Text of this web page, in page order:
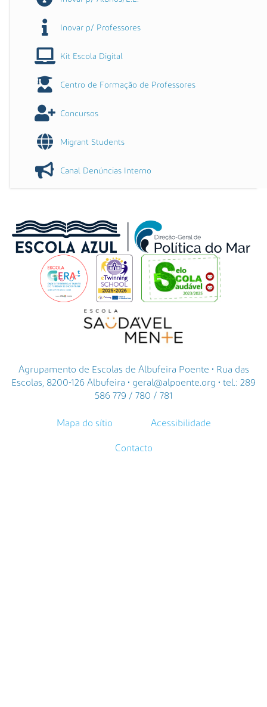
Inovar p/ Professores
Kit Escola Digital
Centro de Formação de Professores
Concursos
Migrant Students
Canal Denúncias Interno
Agrupamento de Escolas de Albufeira Poente • Rua das
Escolas, 8200-126 Albufeira • geral@alpoente.org • tel.: 289
586 779 / 780 / 781
Mapa do sítio Acessibilidade
Contacto